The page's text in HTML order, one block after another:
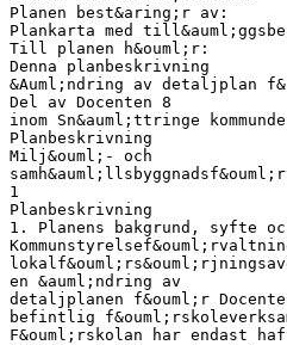
Planen best&aring;r av:
Plankarta med
Till planen h&ouml;r:
Denna planbeskrivning
&Auml;ndring av detaljplan
Del av Docenten 8
inom Sn&auml;ttringe
Planbeskrivning
Milj&ouml;- och
1
Planbeskrivning
1. Planens bakgrund, syfte
en &auml;ndring av
detaljplanen f&ouml;r
befintlig
F&ouml;rskolan har endast